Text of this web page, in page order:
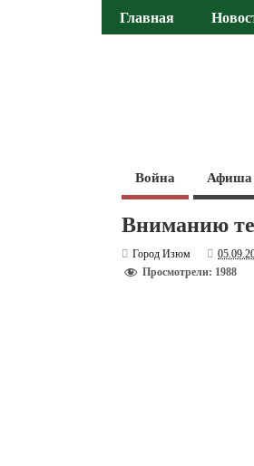
Главная
Война Афиша
Вниманию
Город Изюм
Просмотрели: 1988